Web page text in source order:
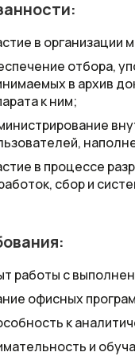
в организации
отбора,
в архив
к ним;
в процессе
сбор и
работы с
офисных
к
и